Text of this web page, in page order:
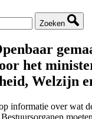
19
Zoeken
het
Welzijn
informatie over wat